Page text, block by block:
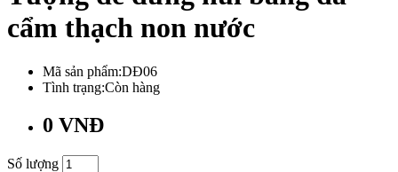
cẩm thạch non nước
Mã sản phẩm:DĐ06
Tình trạng:Còn hàng
0 VNĐ
Số lượng